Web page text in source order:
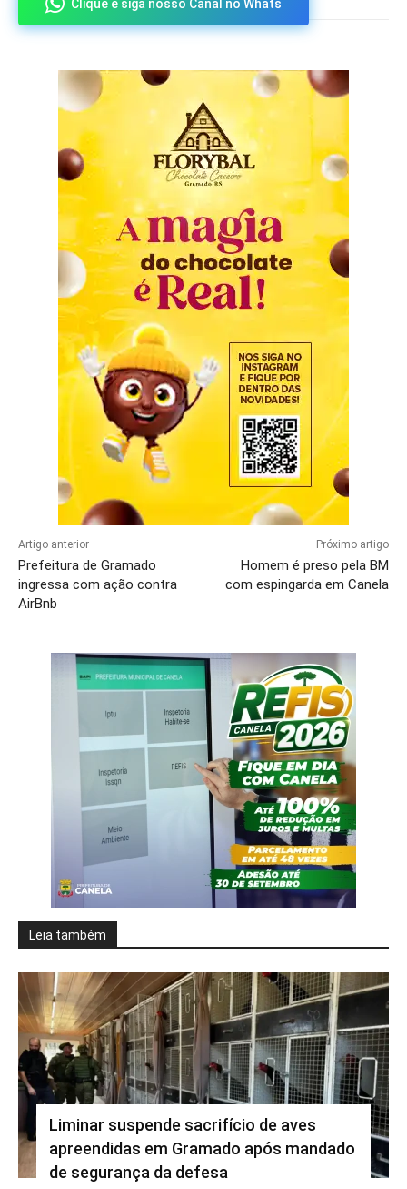
Clique e siga nosso Canal no Whats
Artigo anterior
Prefeitura de Gramado
ingressa com ação contra
AirBnb
Próximo artigo
Homem é preso pela BM
com espingarda em Canela
Leia também
Liminar suspende sacrifício de aves
apreendidas em Gramado após mandado
de segurança da defesa